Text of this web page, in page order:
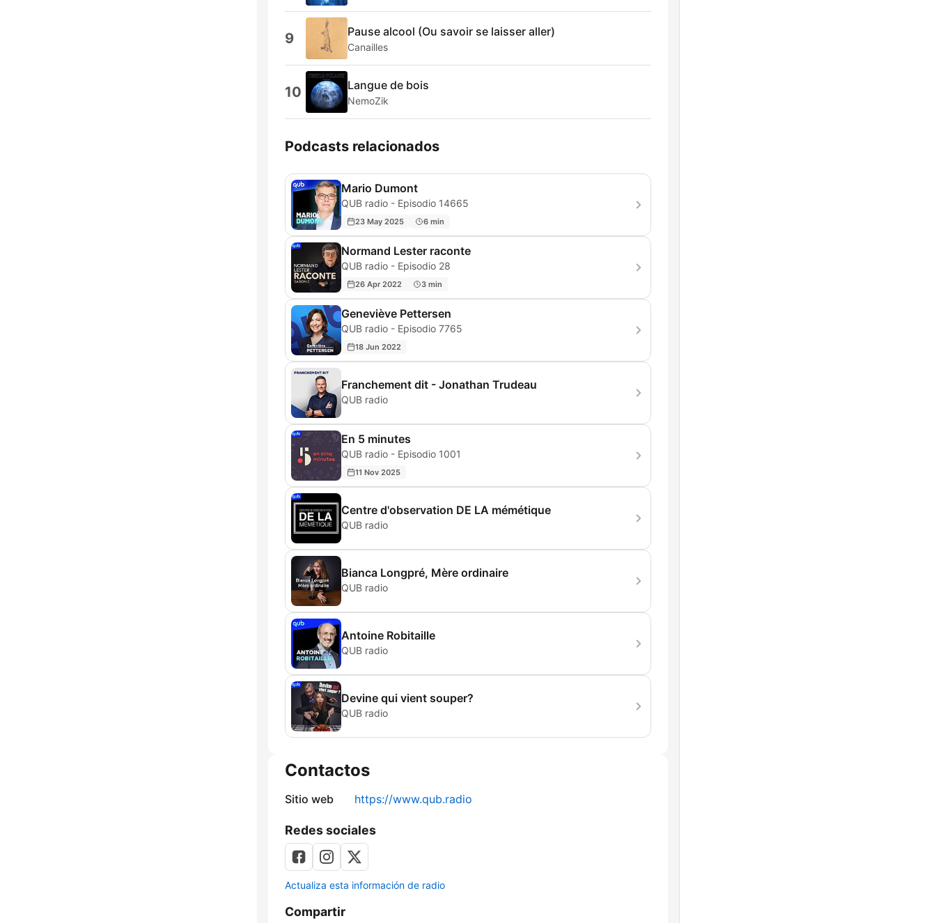
9 Pause alcool (Ou savoir se laisser aller)
Canailles
10 Langue de bois
NemoZik
Podcasts relacionados
Mario Dumont
QUB radio - Episodio 14665
23 May 2025 6 min
Normand Lester raconte
QUB radio - Episodio 28
26 Apr 2022 3 min
Geneviève Pettersen
QUB radio - Episodio 7765
18 Jun 2022
Franchement dit - Jonathan Trudeau
QUB radio
En 5 minutes
QUB radio - Episodio 1001
11 Nov 2025
Centre d'observation DE LA mémétique
QUB radio
Bianca Longpré, Mère ordinaire
QUB radio
Antoine Robitaille
QUB radio
Devine qui vient souper?
QUB radio
Contactos
Sitio web https://www.qub.radio
Redes sociales
Actualiza esta información de radio
Compartir